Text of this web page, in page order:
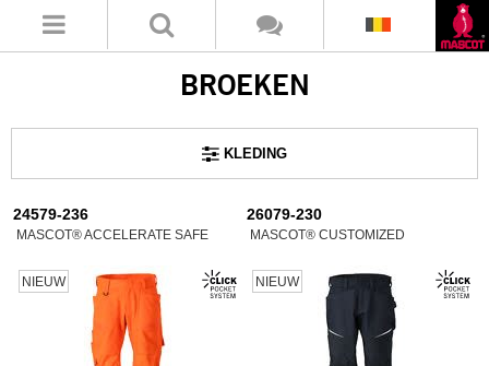
BROEKEN
KLEDING
24579-236
MASCOT® ACCELERATE SAFE
NIEUW
26079-230
MASCOT® CUSTOMIZED
NIEUW